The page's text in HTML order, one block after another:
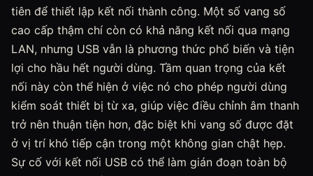
tiên để thiết lập kết nối thành công. Một số vang số
cao cấp thậm chí còn có khả năng kết nối qua mạng
LAN, nhưng USB vẫn là phương thức phổ biến và tiện
lợi cho hầu hết người dùng. Tầm quan trọng của kết
nối này còn thể hiện ở việc nó cho phép người dùng
kiểm soát thiết bị từ xa, giúp việc điều chỉnh âm thanh
trở nên thuận tiện hơn, đặc biệt khi vang số được đặt
ở vị trí khó tiếp cận trong một không gian chật hẹp.
Sự cố với kết nối USB có thể làm gián đoạn toàn bộ